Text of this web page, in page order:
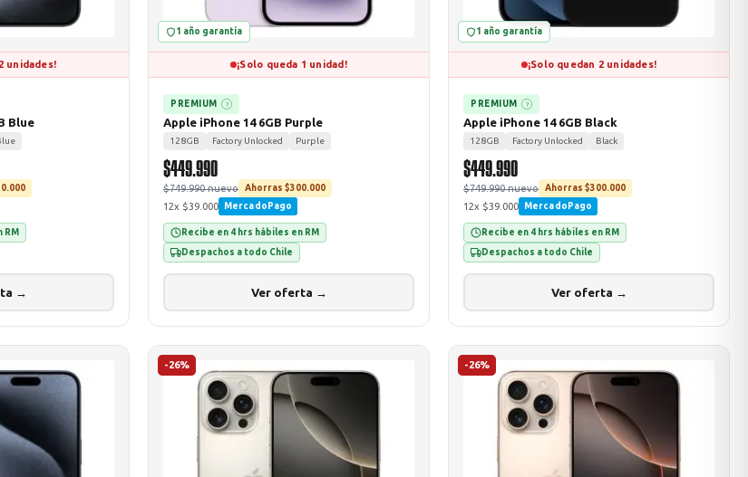
unidades!
Blue
RM
→
1 año garantía
¡Solo queda 1 unidad!
PREMIUM ?
Apple iPhone 14 6GB Purple
128GB Factory Unlocked Purple
$449.990
$749.990 nuevo Ahorras $300.000
12x $39.000 MercadoPago
Recibe en 4 hrs hábiles en RM
Despachos a todo Chile
Ver oferta →
1 año garantía
¡Solo quedan 2 unidades!
PREMIUM ?
Apple iPhone 14 6GB Black
128GB Factory Unlocked Black
$449.990
$749.990 nuevo Ahorras $300.000
12x $39.000 MercadoPago
Recibe en 4 hrs hábiles en RM
Despachos a todo Chile
Ver oferta →
-26% -26%